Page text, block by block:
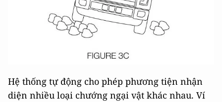
Hệ thống tự động cho phép phương tiện nhận
diện nhiều loại chướng ngại vật khác nhau. Ví